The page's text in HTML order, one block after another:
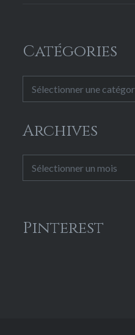
Catégories
Archives
Pinterest